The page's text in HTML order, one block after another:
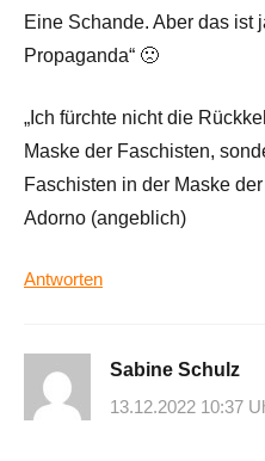
Eine Schande. Aber das ist
Propaganda“ 🙁
„Ich fürchte nicht die
Maske der Faschisten,
Faschisten in der Maske
Adorno (angeblich)
Antworten
Sabine Schulz
13.12.2022 10:37